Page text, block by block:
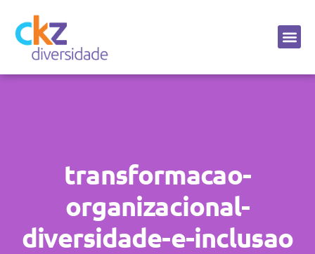
transformacao-
organizacional-
diversidade-e-inclusao